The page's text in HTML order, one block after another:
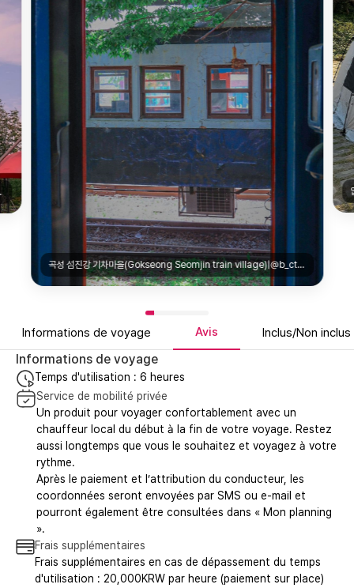
곡성 섬진강 기차마을(Gokseong Seomjin train village)|@b_ctoma
Informations de voyage Avis Inclus/Non inclus
Informations de voyage
Temps d'utilisation : 6 heures
Service de mobilité privée
Un produit pour voyager confortablement avec un
chauffeur local du début à la fin de votre voyage. Restez
aussi longtemps que vous le souhaitez et voyagez à votre
rythme.
Après le paiement et l’attribution du conducteur, les
coordonnées seront envoyées par SMS ou e-mail et
pourront également être consultées dans « Mon planning
».
Frais supplémentaires
Frais supplémentaires en cas de dépassement du temps
d'utilisation : 20,000KRW par heure (paiement sur place)